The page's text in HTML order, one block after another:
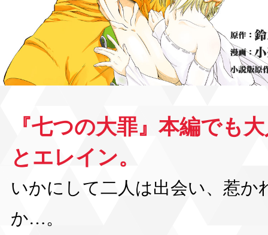
『七つの大罪』本編でも
とエレイン。
いかにして二人は出会い、惹か
か…。